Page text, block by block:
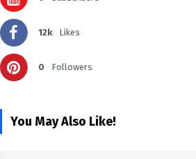
12k Likes
0 Followers
You May Also Like!